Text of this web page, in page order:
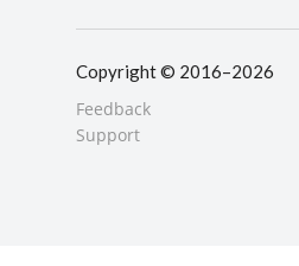
Copyright © 2016–2026
Feedback
Support